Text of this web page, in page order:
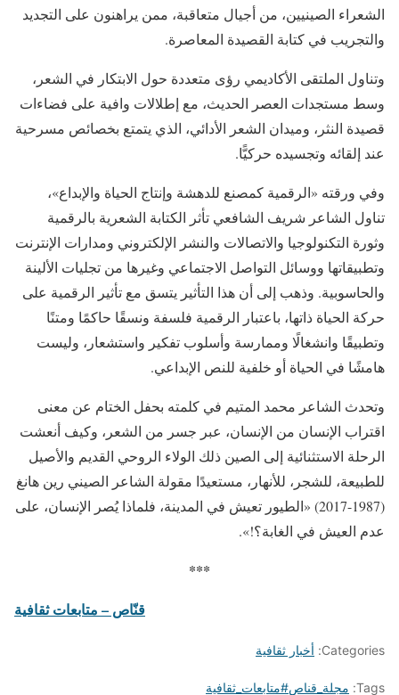
الشعراء الصينيين، من أجيال متعاقبة، ممن يراهنون على التجديد
والتجريب في كتابة القصيدة المعاصرة.
وتناول الملتقى الأكاديمي رؤى متعددة حول الابتكار في الشعر،
وسط مستجدات العصر الحديث، مع إطلالات وافية على فضاءات
قصيدة النثر، وميدان الشعر الأدائي، الذي يتمتع بخصائص مسرحية
عند إلقائه وتجسيده حركيًّا.
وفي ورقته «الرقمية كمصنع للدهشة وإنتاج الحياة والإبداع»،
تناول الشاعر شريف الشافعي تأثر الكتابة الشعرية بالرقمية
وثورة التكنولوجيا والاتصالات والنشر الإلكتروني ومدارات الإنترنت
وتطبيقاتها ووسائل التواصل الاجتماعي وغيرها من تجليات الألينة
والحاسوبية. وذهب إلى أن هذا التأثير يتسق مع تأثير الرقمية على
حركة الحياة ذاتها، باعتبار الرقمية فلسفة ونسقًا حاكمًا ومتنًا
وتطبيقًا وانشغالًا وممارسة وأسلوب تفكير واستشعار، وليست
هامشًا في الحياة أو خلفية للنص الإبداعي.
وتحدث الشاعر محمد المتيم في كلمته بحفل الختام عن معنى
اقتراب الإنسان من الإنسان، عبر جسر من الشعر، وكيف أنعشت
الرحلة الاستثنائية إلى الصين ذلك الولاء الروحي القديم والأصيل
للطبيعة، للشجر، للأنهار، مستعيدًا مقولة الشاعر الصيني رين هانغ
(1987-2017) «الطيور تعيش في المدينة، فلماذا يُصر الإنسان، على
عدم العيش في الغابة؟!».
***
قنّاص – متابعات ثقافية
Categories: أخبار ثقافية
Tags: مجلة_قناص#متابعات_ثقافية